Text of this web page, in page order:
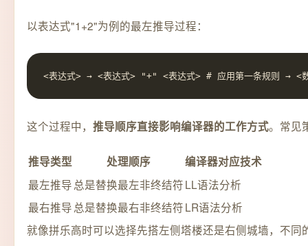
以表达式"1+2"为例的最左推导过程：
<表达式> → <表达式> "+" <表达式> # 应用第一条规则 →
这个过程中， 推导顺序直接影响编译器的工作方式。常见
推导类型 处理顺序
编译器对应技术
最左推导总是替换最左非终结符LL语法分析
最右推导总是替换最右非终结符LR语法分析
就像拼乐高时可以选择先搭左侧塔楼还是右侧城墙，不